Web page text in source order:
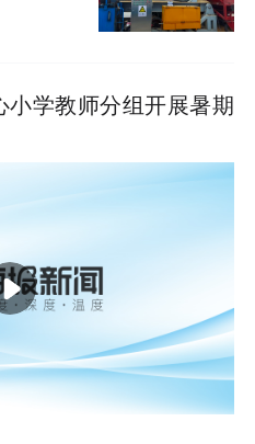
学教师分组开展暑期